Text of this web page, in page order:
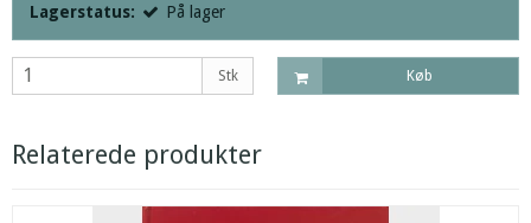
Lagerstatus: På lager
Stk Køb
Relaterede produkter